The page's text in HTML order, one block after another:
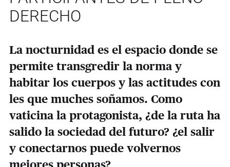
DERECHO
La nocturnidad es el espacio donde se
permite transgredir la norma y
habitar los cuerpos y las actitudes con
les que muches soñamos. Como
vaticina la protagonista, ¿de la ruta ha
salido la sociedad del futuro? ¿el salir
y conectarnos puede volvernos